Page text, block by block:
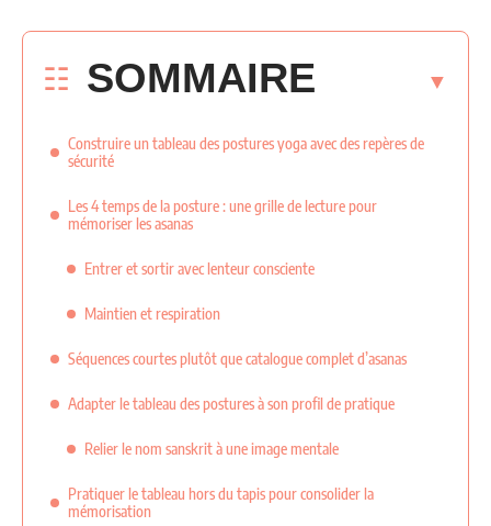
SOMMAIRE
Construire un tableau des postures yoga avec des repères de
sécurité
Les 4 temps de la posture : une grille de lecture pour
mémoriser les asanas
Entrer et sortir avec lenteur consciente
Maintien et respiration
Séquences courtes plutôt que catalogue complet d’asanas
Adapter le tableau des postures à son profil de pratique
Relier le nom sanskrit à une image mentale
Pratiquer le tableau hors du tapis pour consolider la
mémorisation